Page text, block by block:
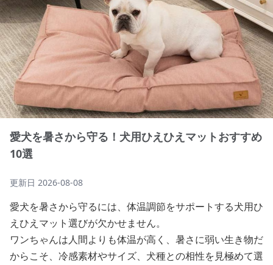
愛犬を暑さから守る！犬用ひえひえマットおすすめ
10選
更新日 2026-08-08
愛犬を暑さから守るには、体温調節をサポートする犬用ひ
えひえマット選びが欠かせません。
ワンちゃんは人間よりも体温が高く、暑さに弱い生き物だ
からこそ、冷感素材やサイズ、犬種との相性を見極めて選